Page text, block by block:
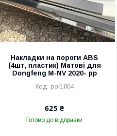
Накладки на пороги ABS
(4шт, пластик) Матові для
Dongfeng M-NV 2020- рр
por1004
625 ₴
Готово до відправки